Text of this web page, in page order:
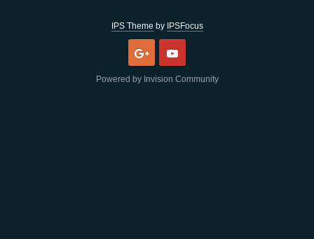
IPS Theme by IPSFocus
Google
Powered by Invision Community